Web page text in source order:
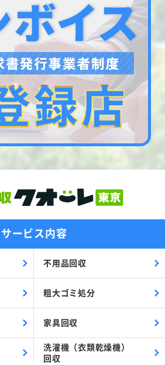
サービス内容
不用品回収
粗大ゴミ処分
家具回収
洗濯機（衣類乾燥機）
回収